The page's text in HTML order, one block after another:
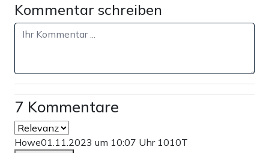
Kommentar schreiben
7 Kommentare
Howe01.11.2023 um 10:07 Uhr 1010T